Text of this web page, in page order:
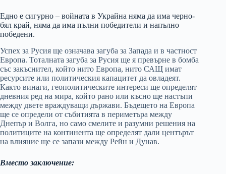
Едно е сигурно – войната в Украйна няма да има черно-
бял край, няма да има пълни победители и напълно
победени.
Успех за Русия ще означава загуба за Запада и в частност
Европа. Тоталната загуба за Русия ще я превърне в бомба
със закъснител, който нито Европа, нито САЩ имат
ресурсите или политическия капацитет да овладеят.
Както винаги, геополитическите интереси ще определят
дневния ред на мира, който рано или късно ще настъпи
между двете враждуващи държави. Бъдещето на Европа
ще се определи от събитията в периметъра между
Днепър и Волга, но само смелите и разумни решения на
политиците на континента ще определят дали центърът
на влияние ще се запази между Рейн и Дунав.
Вместо заключение: